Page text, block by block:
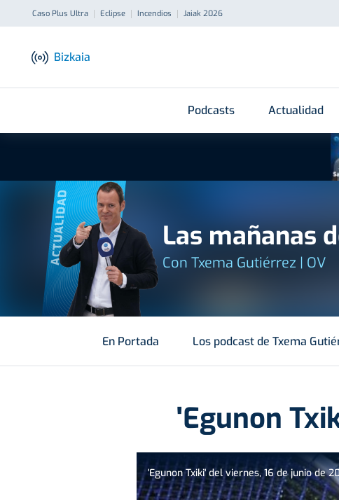
Caso Plus Ultra Eclipse Incendios Jaiak 2026
Bizkaia
Podcasts Actualidad
ACTUALIDAD Las mañanas
Con Txema Gutiérrez | OV
En Portada Los podcast de Txema
'Egunon
'Egunon Txiki' del viernes, 16 de junio de